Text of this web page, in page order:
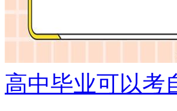
高中毕业可以考